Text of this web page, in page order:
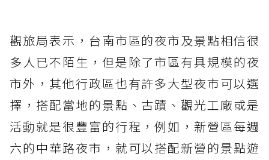
觀旅局表示，台南市區的夜市及景點相信很
多人已不陌生，但是除了市區有具規模的夜
市外，其他行政區也有許多大型夜市可以選
擇，搭配當地的景點、古蹟、觀光工廠或是
活動就是很豐富的行程，例如，新營區每週
六的中華路夜市，就可以搭配新營的景點遊